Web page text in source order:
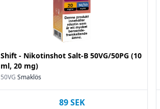
Shift - Nikotinshot Salt-B 50VG/50PG (10
ml, 20 mg)
50VG Smaklös
89 SEK